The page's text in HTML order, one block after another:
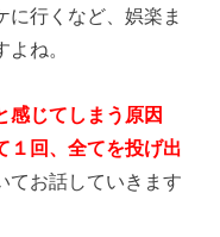
に行くなど、娯楽ま
ね。
感じてしまう原因
１回、全てを投げ出
てお話していきます